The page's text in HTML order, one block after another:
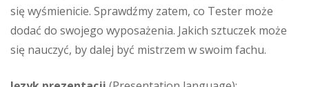
się wyśmienicie. Sprawdźmy zatem, co Tester może
dodać do swojego wyposażenia. Jakich sztuczek może
się nauczyć, by dalej być mistrzem w swoim fachu.